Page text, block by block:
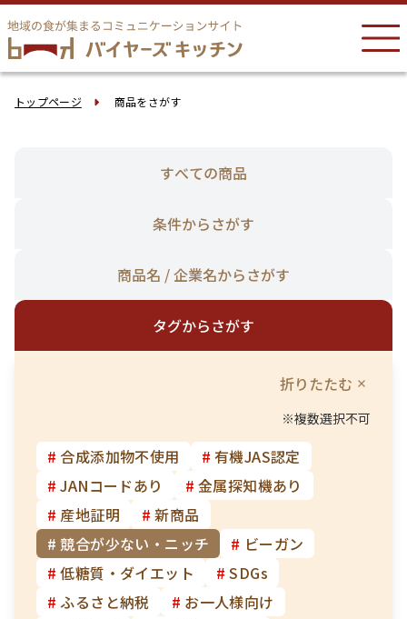
トップページ 商品をさがす
すべての商品
条件からさがす
商品名 / 企業名からさがす
タグからさがす
折りたたむ
※複数選択不可
# 合成添加物不使用 # 有機JAS認定
# JANコードあり # 金属探知機あり
# 産地証明 # 新商品
# 競合が少ない・ニッチ # ビーガン
# 低糖質・ダイエット # SDGs
# ふるさと納税 # お一人様向け